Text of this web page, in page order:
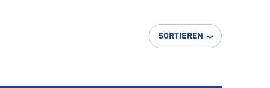
SORTIEREN